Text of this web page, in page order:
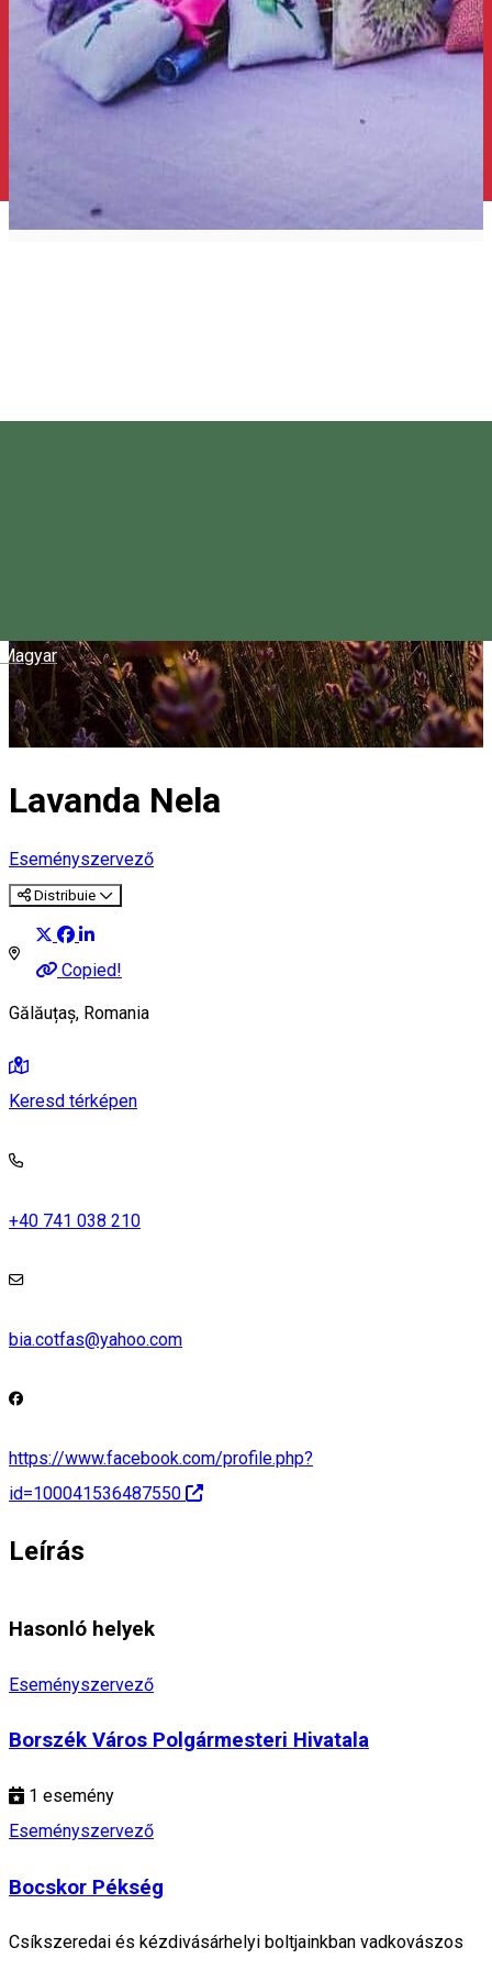
Magyar
Lavanda Nela
Eseményszervező
Distribuie
Copied!
Gălăuțaș, Romania
Keresd térképen
+40 741 038 210
bia.cotfas@yahoo.com
https://www.facebook.com/profile.php?
id=100041536487550
Leírás
Hasonló helyek
Eseményszervező
Borszék Város Polgármesteri Hivatala
1 esemény
Eseményszervező
Bocskor Pékség
Csíkszeredai és kézdivásárhelyi boltjainkban vadkovászos